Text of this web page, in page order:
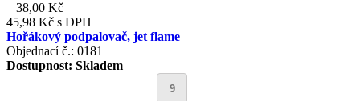
38,00 Kč
45,98 Kč s DPH
Hořákový podpalovač, jet flame
Objednací č.: 0181
Dostupnost: Skladem